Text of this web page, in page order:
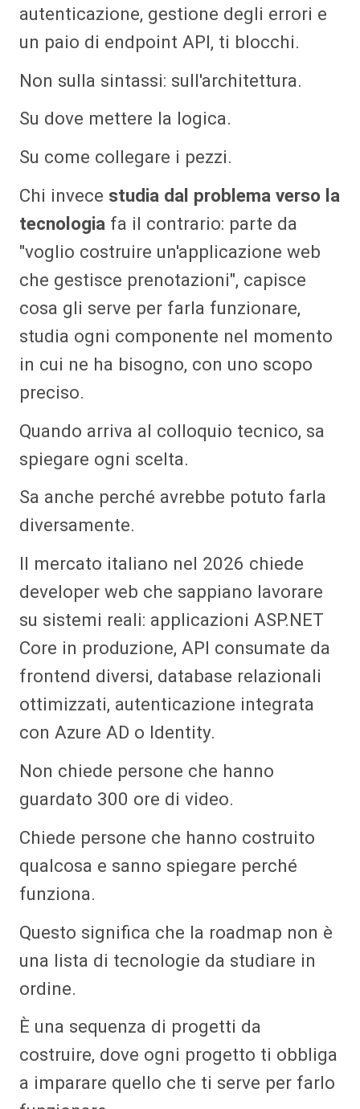
autenticazione, gestione degli errori e
un paio di endpoint API, ti blocchi.
Non sulla sintassi: sull'architettura.
Su dove mettere la logica.
Su come collegare i pezzi.
Chi invece studia dal problema verso la
tecnologia fa il contrario: parte da
"voglio costruire un'applicazione web
che gestisce prenotazioni", capisce
cosa gli serve per farla funzionare,
studia ogni componente nel momento
in cui ne ha bisogno, con uno scopo
preciso.
Quando arriva al colloquio tecnico, sa
spiegare ogni scelta.
Sa anche perché avrebbe potuto farla
diversamente.
Il mercato italiano nel 2026 chiede
developer web che sappiano lavorare
su sistemi reali: applicazioni ASP.NET
Core in produzione, API consumate da
frontend diversi, database relazionali
ottimizzati, autenticazione integrata
con Azure AD o Identity.
Non chiede persone che hanno
guardato 300 ore di video.
Chiede persone che hanno costruito
qualcosa e sanno spiegare perché
funziona.
Questo significa che la roadmap non è
una lista di tecnologie da studiare in
ordine.
È una sequenza di progetti da
costruire, dove ogni progetto ti obbliga
a imparare quello che ti serve per farlo